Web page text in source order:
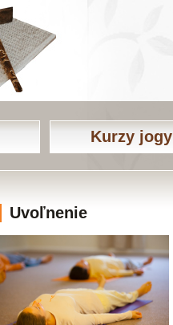
Kurzy jogy
Uvoľnenie